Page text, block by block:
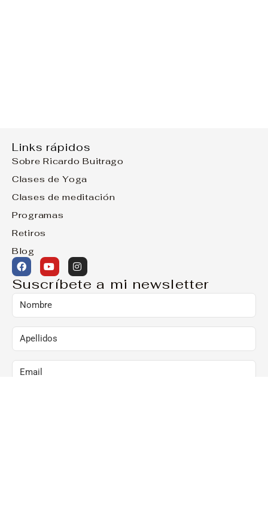
Links rápidos
Sobre Ricardo Buitrago
Clases de Yoga
Clases de meditación
Programas
Retiros
Blog
Suscríbete a mi newsletter